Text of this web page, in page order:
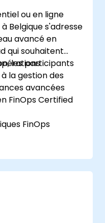
ou en ligne
Belgique s'adresse
avancé en
qui souhaitent
la gestion des
les participants
avancées
FinOps Certified
FinOps
et la
pratiques
FinOps dans
FinOps